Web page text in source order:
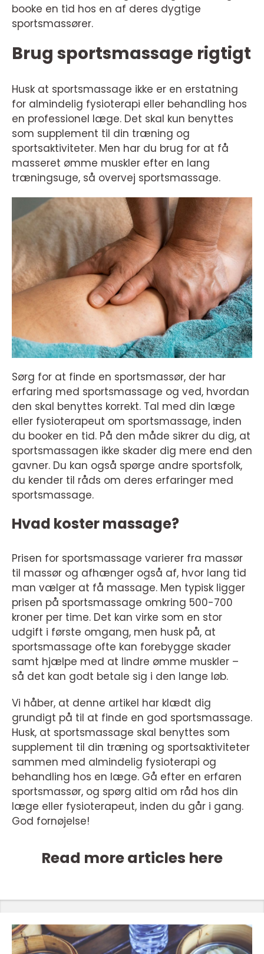
booke en tid hos en af deres dygtige
sportsmassører.
Brug sportsmassage rigtigt
Husk at sportsmassage ikke er en erstatning
for almindelig fysioterapi eller behandling hos
en professionel læge. Det skal kun benyttes
som supplement til din træning og
sportsaktiviteter. Men har du brug for at få
masseret ømme muskler efter en lang
træningsuge, så overvej sportsmassage.
Sørg for at finde en sportsmassør, der har
erfaring med sportsmassage og ved, hvordan
den skal benyttes korrekt. Tal med din læge
eller fysioterapeut om sportsmassage, inden
du booker en tid. På den måde sikrer du dig, at
sportsmassagen ikke skader dig mere end den
gavner. Du kan også spørge andre sportsfolk,
du kender til råds om deres erfaringer med
sportsmassage.
Hvad koster massage?
Prisen for sportsmassage varierer fra massør
til massør og afhænger også af, hvor lang tid
man vælger at få massage. Men typisk ligger
prisen på sportsmassage omkring 500-700
kroner per time. Det kan virke som en stor
udgift i første omgang, men husk på, at
sportsmassage ofte kan forebygge skader
samt hjælpe med at lindre ømme muskler –
så det kan godt betale sig i den lange løb.
Vi håber, at denne artikel har klædt dig
grundigt på til at finde en god sportsmassage.
Husk, at sportsmassage skal benyttes som
supplement til din træning og sportsaktiviteter
sammen med almindelig fysioterapi og
behandling hos en læge. Gå efter en erfaren
sportsmassør, og spørg altid om råd hos din
læge eller fysioterapeut, inden du går i gang.
God fornøjelse!
Read more articles here